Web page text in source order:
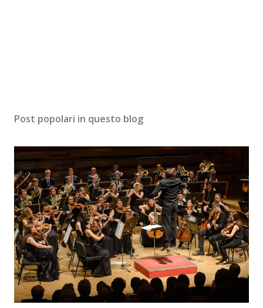
Post popolari in questo blog